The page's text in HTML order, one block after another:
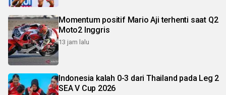
Momentum positif Mario Aji terhenti saat Q2
Moto2 Inggris
13 jam lalu
Indonesia kalah 0-3 dari Thailand pada Leg 2
SEA V Cup 2026